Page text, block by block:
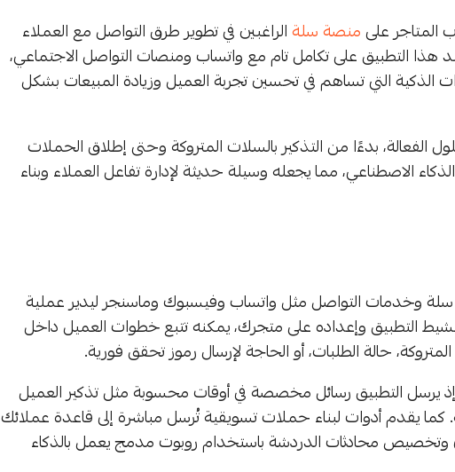
المتاجر علىمنصة سلةالراغبين في تطوير طرق التواصل مع العملاء
هذا التطبيق على تكامل تام مع واتساب ومنصات التواصل الاجتماعي،
الذكية التي تساهم في تحسين تجربة العميل وزيادة المبيعات بشكل
بدءًا من التذكير بالسلات المتروكة وحتى إطلاق الحملات
الاصطناعي، مما يجعله وسيلة حديثة لإدارة تفاعل العملاء وبناء
وخدمات التواصل مثل واتساب وفيسبوك وماسنجر ليدير عملية
تنشيط التطبيق وإعداده على متجرك، يمكنه تتبع خطوات العميل داخل
حالة الطلبات، أو الحاجة لإرسال رموز تحقق فورية.
يرسل التطبيق رسائل مخصصة في أوقات محسوبة مثل تذكير العميل
كما يقدم أدوات لبناء حملات تسويقية تُرسل مباشرة إلى قاعدة عملائك
وتخصيص محادثات الدردشة باستخدام روبوت مدمج يعمل بالذكاء